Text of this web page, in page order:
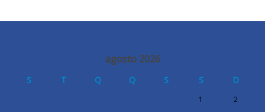
agosto 2026
S T Q Q S S D
1
2